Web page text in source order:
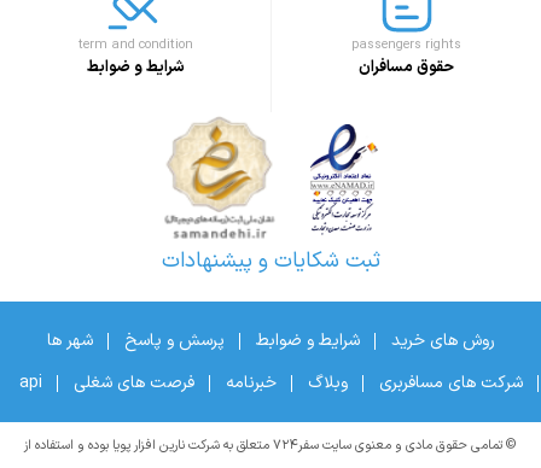
passengers rights
حقوق مسافران
term and condition
شرایط و ضوابط
ثبت شکایات و پیشنهادات
روش های خرید شرایط و ضوابط پرسش و پاسخ
شهر ها
شرکت های مسافربری
وبلاگ خبرنامه فرصت های شغلی api
© تمامی حقوق مادی و معنوی سایت سفر۷۲۴ متعلق به شرکت نارین افزار پویا بوده و استفاده از